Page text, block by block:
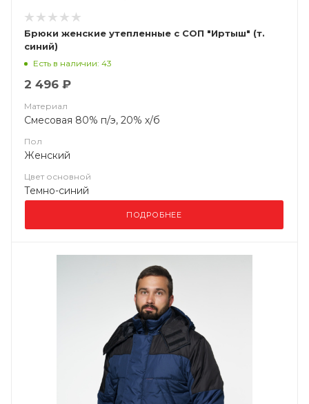
Брюки женские утепленные с СОП "Иртыш" (т.
синий)
Есть в наличии: 43
2 496 ₽
Материал
Смесовая 80% п/э, 20% х/б
Пол
Женский
Цвет основной
Темно-синий
ПОДРОБНЕЕ